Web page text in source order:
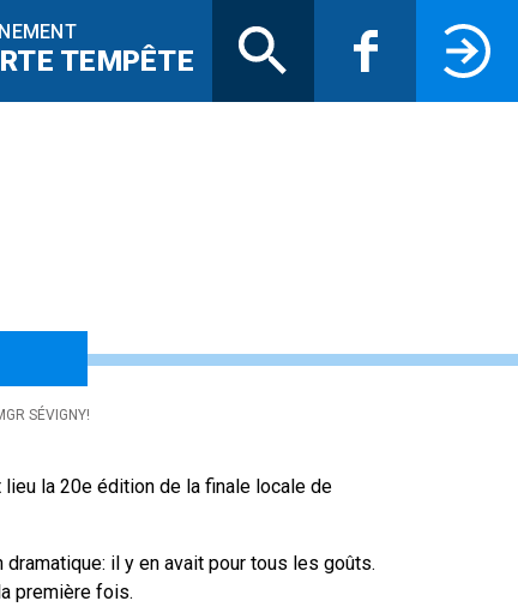
TEMPÊTE
en
SÉVIGNY!
la 20e édition de la finale locale de
il y en avait pour tous les goûts.
première fois.